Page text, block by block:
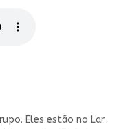
Eles estão no Lar